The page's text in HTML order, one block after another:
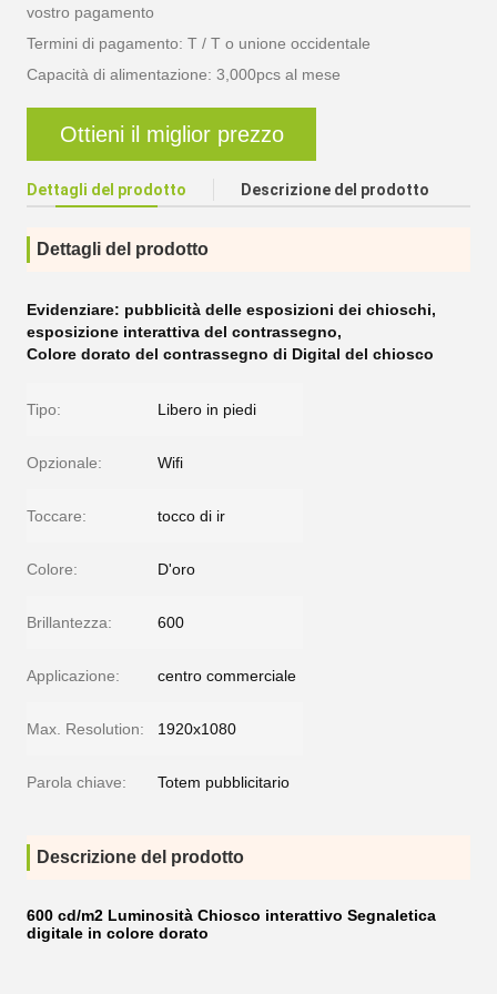
vostro pagamento
Termini di pagamento: T / T o unione occidentale
Capacità di alimentazione: 3,000pcs al mese
Ottieni il miglior prezzo
Dettagli del prodotto Descrizione del prodotto
Dettagli del prodotto
Evidenziare: pubblicità delle esposizioni dei chioschi,
esposizione interattiva del contrassegno,
Colore dorato del contrassegno di Digital del chiosco
Tipo: Libero in piedi
Opzionale: Wifi
Toccare: tocco di ir
Colore: D'oro
Brillantezza: 600
Applicazione: centro commerciale
Max. Resolution: 1920x1080
Parola chiave: Totem pubblicitario
Descrizione del prodotto
600 cd/m2 Luminosità Chiosco interattivo Segnaletica
digitale in colore dorato